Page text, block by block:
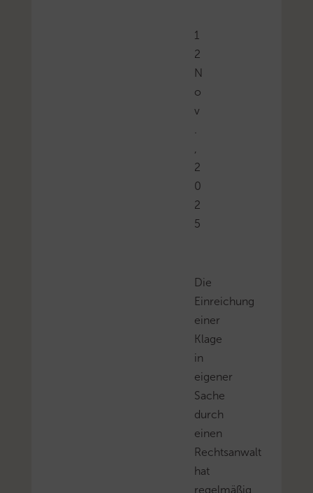
1
2
N
o
v
2
0
2
5
Die
Einreichung
einer
Klage
in
eigener
Sache
durch
einen
Rechtsanwalt
hat
regelmäßig